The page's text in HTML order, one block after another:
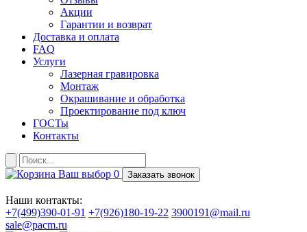
Акции
Гарантии и возврат
Доставка и оплата
FAQ
Услуги
Лазерная гравировка
Монтаж
Окрашивание и обработка
Проектирование под ключ
ГОСТы
Контакты
Ваш выбор 0 Заказать звонок
Наши контакты:
+7(499)390-01-91 +7(926)180-19-22 3900191@mail.ru
sale@pacm.ru